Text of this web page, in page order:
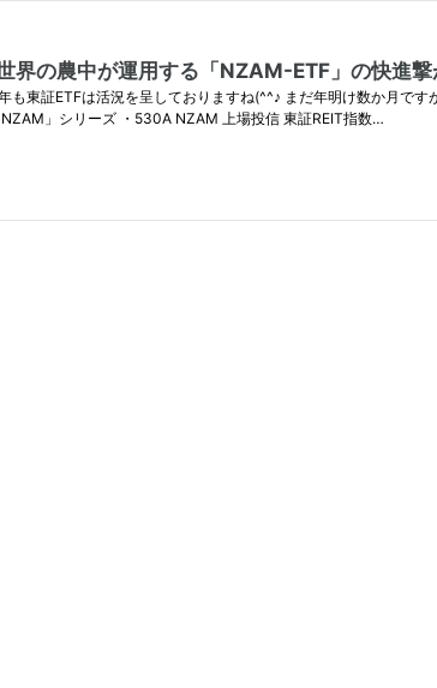
界の農中が運用する「NZAM-ETF」の快進撃
東証ETFは活況を呈しておりますね(^^♪ まだ年明け数か月で
」シリーズ ・530A NZAM 上場投信 東証REIT指数…